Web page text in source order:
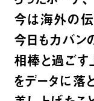
今は海外の
今日もカバン
相棒と過ごす
をデータに落